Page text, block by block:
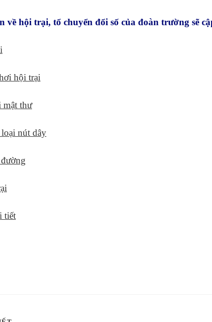
về hội trại, tổ chuyển đổi số của đoàn trường sẽ
hội trại
mật thư
nút dây
tiết